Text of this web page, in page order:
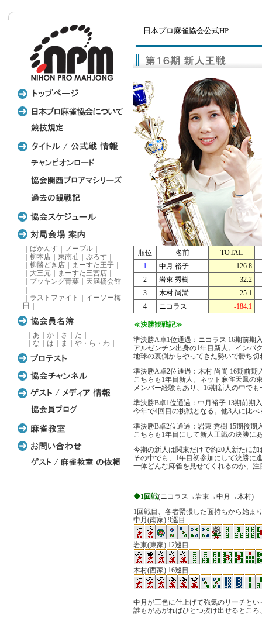
ばかんす ノーブル
柳本店 東南荘 ぷろす
柳勝どき店 まーすた王子
大三元 まーすた三宮店
ブッキング青葉
天満橋会館
ラストファイト
イーソー梅
田
あ か さ た
な は ま や・ら・わ
日本プロ麻雀協会公式HP
順位 名前
TOTAL
1
中月 裕子
126.8
2
岩東 秀樹
32.2
3
木村 尚嵩
25.1
4
ニコラス -184.1
≪決勝観戦記≫
準決勝A卓1位通過：ニコラス 16期前期
アルゼンチン出身の1年目新人。インパ
地球の裏側からやってきた勢いで勝ち切
準決勝A卓2位通過：木村 尚嵩 16期前期
こちらも1年目新人。ネット麻雀天鳳の
メンバー経験もあり、16期新人の中で
準決勝B卓1位通過：中月裕子 13期前期
今年で4回目の挑戦となる。他3人に比
準決勝B卓2位通過：岩東 秀樹 15期後期
こちらも1年目にして新人王戦の決勝に
今期の新人は関東だけで約20人新たに加
その中でも、1年目初参加にして決勝に
一体どんな麻雀を見せてくれるのか、
◆1回戦(ニコラス→岩東→中月→木村)
1回戦目、各者緊張した面持ちから始ま
中月(南家) 9巡目
岩東(東家) 12巡目
木村(西家) 16巡目
中月が三色に仕上げて強気のリーチと
誰もがあがればひとつ抜け出せるとこ